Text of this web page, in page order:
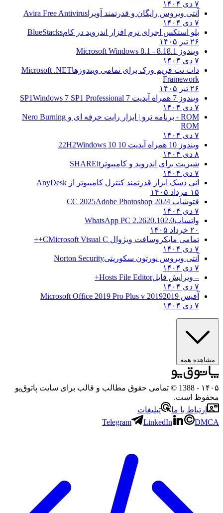
۷ دی ۱۴۰۴
آنتی ویروس رایگان و قدرتمند آویرا Avira Free Antivirus
۷ دی ۱۴۰۴
بلو استکس اجرای نرم افزار اندروید در کامBlueStacks
۲۶ تیر ۱۴۰۵
ویندوز 8.1
8.1 - Microsoft Windows 8.1
۷ دی ۱۴۰۴
دات نت فریم ورک برای تمامی ویندوزهاMicrosoft .NET
Framework
۲۶ تیر ۱۴۰۵
ویندوز 7 همراه آپدیت 7 SP1
Windows 7 SP1 Professional
۷ دی ۱۴۰۴
ROM - برنامه نرو | ابزار رایت حرفه ای و
Nero Burning
ROM
۷ دی ۱۴۰۴
ویندوز 10 همراه آپدیت 10 22H2
Windows 10
۸ دی ۱۴۰۴
شیریت برای اندروید و کامپیوتر SHAREit
۷ دی ۱۴۰۴
انی دسک ابزار قدرتمند کنترل کامپیوتر از AnyDesk
۱۵ مرداد ۱۴۰۵
فتوشاپ CC 2025 Adobe Photoshop 2024
۷ دی ۱۴۰۴
واتساپWhatsApp PC 2.2620.102.0
۲۰ خرداد ۱۴۰۵
تمامی مایکروسافت ویژوال C Microsoft Visual C++
۷ دی ۱۴۰۴
آنتی ویروس نورتون سکوریتیNorton Security
۷ دی ۱۴۰۴
– ویرایش فایلHosts File Editor+
۷ دی ۱۴۰۴
آفیس 2019 2019 Microsoft Office 2019 Pro Plus v
۷ دی ۱۴۰۴
مشاهده همه
۱۴۰۵
- 1388 © تمامی حقوق مطالب و قالب برای سایت پاتوق‌یو
محفوظ است.
ارتباط با ما
تبلیغات
Telegram
LinkedIn DMCA